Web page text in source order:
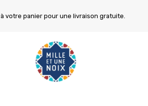
à votre panier pour une livraison gratuite.